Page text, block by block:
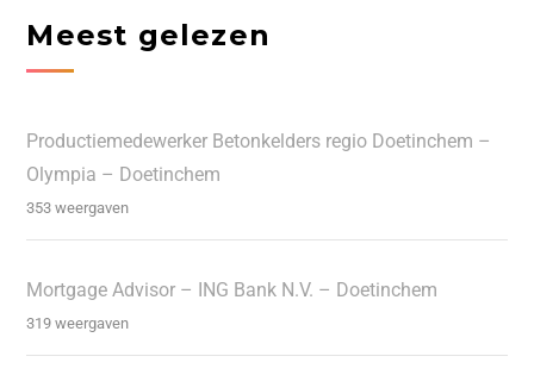
Meest gelezen
Productiemedewerker Betonkelders regio Doetinchem –
Olympia – Doetinchem
353 weergaven
Mortgage Advisor – ING Bank N.V. – Doetinchem
319 weergaven